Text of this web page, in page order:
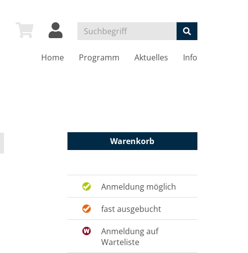
Home Programm Aktuelles Info
Warenkorb
Anmeldung möglich
fast ausgebucht
Anmeldung auf
Warteliste